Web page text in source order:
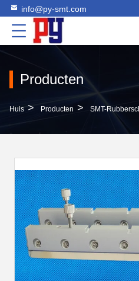
info@py-smt.com
Producten
Huis > Producten > SMT-